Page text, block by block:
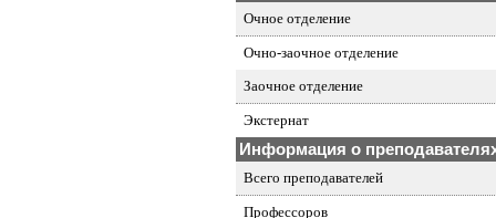
Очное отделение
Очно-заочное отделение
Заочное отделение
Экстернат
Информация о
Всего преподавателей
Профессоров